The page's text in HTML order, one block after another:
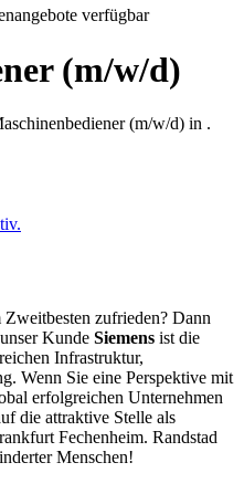
verfügbar
(m/w/d)
(m/w/d) in .
zufrieden? Dann
Kunde Siemens ist die
Infrastruktur,
Wenn Sie eine Perspektive mit
erfolgreichen Unternehmen
die attraktive Stelle als
Fechenheim. Randstad
Menschen!